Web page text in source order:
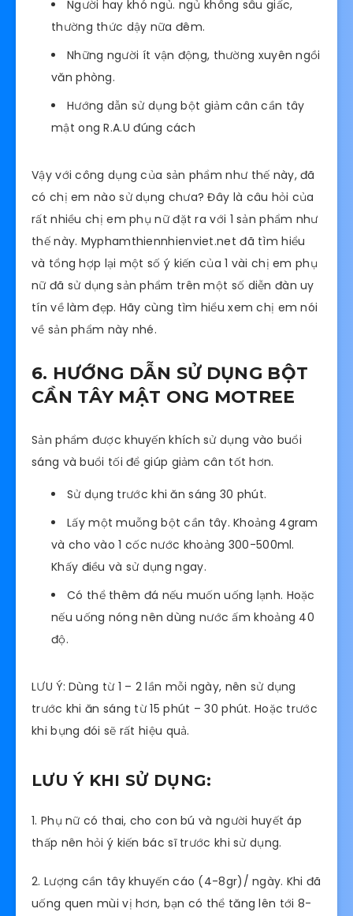
Người hay khó ngủ. ngủ không sâu giấc,
thường thức dậy nữa đêm.
Những người ít vận động, thường xuyên ngồi
văn phòng.
Hướng dẫn sử dụng bột giảm cân cần tây
mật ong R.A.U đúng cách
Vậy với công dụng của sản phẩm như thế này, đã
có chị em nào sử dụng chưa? Đây là câu hỏi của
rất nhiều chị em phụ nữ đặt ra với 1 sản phẩm như
thế này. Myphamthiennhienviet.net đã tìm hiểu
và tổng hợp lại một số ý kiến của 1 vài chị em phụ
nữ đã sử dụng sản phẩm trên một số diễn đàn uy
tín về làm đẹp. Hãy cùng tìm hiểu xem chị em nói
về sản phẩm này nhé.
6. HƯỚNG DẪN SỬ DỤNG BỘT
CẦN TÂY MẬT ONG MOTREE
Sản phẩm được khuyến khích sử dụng vào buổi
sáng và buổi tối để giúp giảm cân tốt hơn.
Sử dụng trước khi ăn sáng 30 phút.
Lấy một muỗng bột cần tây. Khoảng 4gram
và cho vào 1 cốc nước khoảng 300-500ml.
Khấy điều và sử dụng ngay.
Có thể thêm đá nếu muốn uống lạnh. Hoặc
nếu uống nóng nên dùng nước ấm khoảng 40
độ.
LƯU Ý: Dùng từ 1 – 2 lần mỗi ngày, nên sử dụng
trước khi ăn sáng từ 15 phút – 30 phút. Hoặc trước
khi bụng đói sẽ rất hiệu quả.
LƯU Ý KHI SỬ DỤNG:
1. Phụ nữ có thai, cho con bú và người huyết áp
thấp nên hỏi ý kiến bác sĩ trước khi sử dụng.
2. Lượng cần tây khuyến cáo (4-8gr)/ ngày. Khi đã
uống quen mùi vị hơn, bạn có thể tăng lên tới 8-